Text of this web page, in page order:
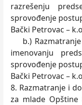
razrešenju
sprovođenje
Bački Petrovac –
b.) Razmatranje
imenovanju
sprovođenje
Bački Petrovac –
8. Razmatranje i
za mlade Opštine